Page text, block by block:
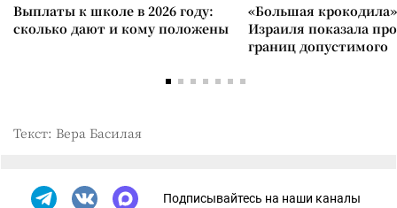
Выплаты к школе в 2026 году:
сколько дают и кому положены
«Большая
Израиля показала
границ допустимого
Текст: Вера Басилая
Подписывайтесь на наши каналы